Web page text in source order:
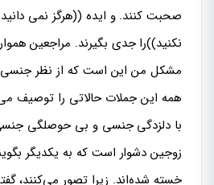
صحبت کنند. و ایده ((هرگز نمی
نکنید))را جدی بگیرند. مراجعین
مشکل من این است که از نظر
همه این جملات حالاتی را توصیف
با دلزدگی جنسی و بی حوصلگی جنسی
زوجین دشوار است که به یکدیگر
خسته شده‌اند. زیرا تصور می‌کنند،